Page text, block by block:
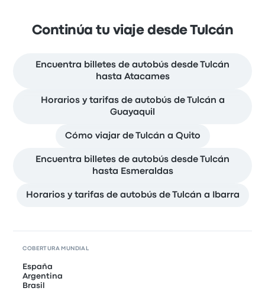
Continúa tu viaje desde Tulcán
Encuentra billetes de autobús desde Tulcán
hasta Atacames
Horarios y tarifas de autobús de Tulcán a
Guayaquil
Cómo viajar de Tulcán a Quito
Encuentra billetes de autobús desde Tulcán
hasta Esmeraldas
Horarios y tarifas de autobús de Tulcán a Ibarra
COBERTURA MUNDIAL
España
Argentina
Brasil